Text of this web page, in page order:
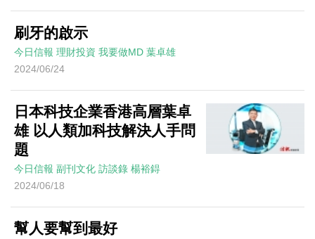
刷牙的啟示
今日信報 理財投資 我要做MD 葉卓雄
2024/06/24
日本科技企業香港高層葉卓
雄 以人類加科技解決人手問
題
今日信報 副刊文化 訪談錄 楊裕鍀
2024/06/18
幫人要幫到最好